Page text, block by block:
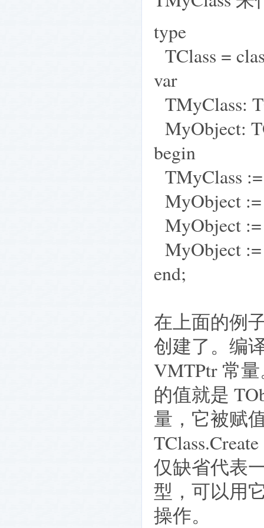
type
TClass =
var
TMyClass:
MyObject:
begin
TMyClass
MyObject
MyObject :=
MyObject
end;
在上面的例
创建了。编
VMTPtr 常
的值就是
量，它被赋
仅缺省代表
型，可以用
操作。